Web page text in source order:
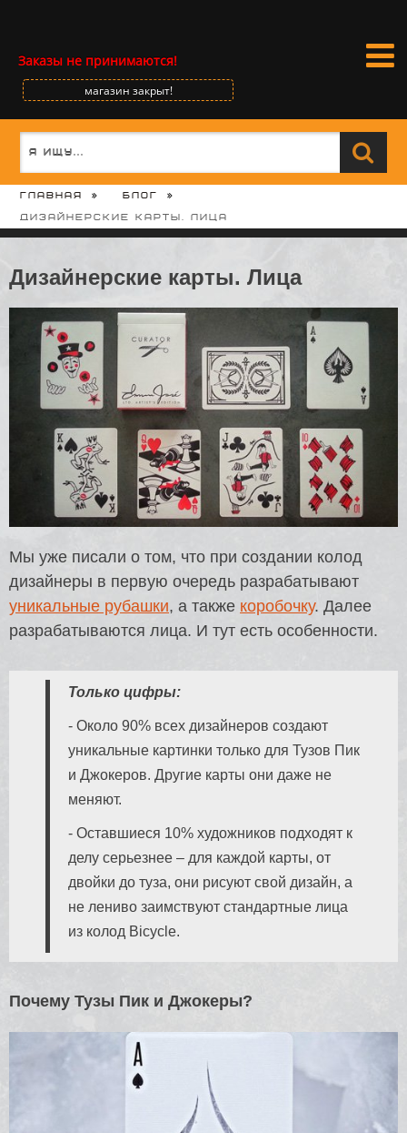
Заказы не принимаются!
магазин закрыт!
Главная
Блог
Дизайнерские карты. Лица
Дизайнерские карты. Лица
Мы уже писали о том, что при создании колод
дизайнеры в первую очередь разрабатывают
уникальные рубашки, а также коробочку. Далее
разрабатываются лица. И тут есть особенности.
Только цифры:
- Около 90% всех дизайнеров создают
уникальные картинки только для Тузов Пик
и Джокеров. Другие карты они даже не
меняют.
- Оставшиеся 10% художников подходят к
делу серьезнее – для каждой карты, от
двойки до туза, они рисуют свой дизайн, а
не лениво заимствуют стандартные лица
из колод Bicycle.
Почему Тузы Пик и Джокеры?